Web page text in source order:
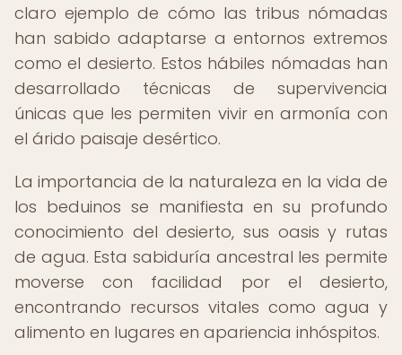
claro ejemplo de cómo las tribus nómadas
han sabido adaptarse a entornos extremos
como el desierto. Estos hábiles nómadas han
desarrollado técnicas de supervivencia
únicas que les permiten vivir en armonía con
el árido paisaje desértico.
La importancia de la naturaleza en la vida de
los beduinos se manifiesta en su profundo
conocimiento del desierto, sus oasis y rutas
de agua. Esta sabiduría ancestral les permite
moverse con facilidad por el desierto,
encontrando recursos vitales como agua y
alimento en lugares en apariencia inhóspitos.